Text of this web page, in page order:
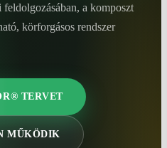
a komposzt
körforgásos rendszer
TERVET
MŰKÖDIK